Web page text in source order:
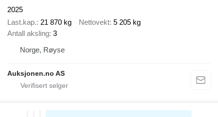
2025
Last.kap. 21 870 kg Nettovekt 5 205 kg
Antall aksling 3
Norge, Røyse
Auksjonen.no AS